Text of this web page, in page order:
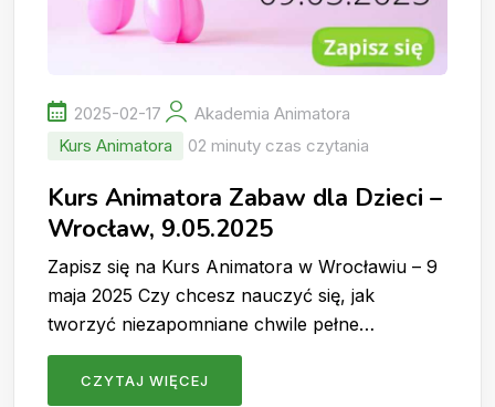
2025-02-17
Akademia Animatora
Kurs Animatora
02 minuty czas czytania
Kurs Animatora Zabaw dla Dzieci –
Wrocław, 9.05.2025
Zapisz się na Kurs Animatora w Wrocławiu – 9
maja 2025 Czy chcesz nauczyć się, jak
tworzyć niezapomniane chwile pełne…
CZYTAJ WIĘCEJ